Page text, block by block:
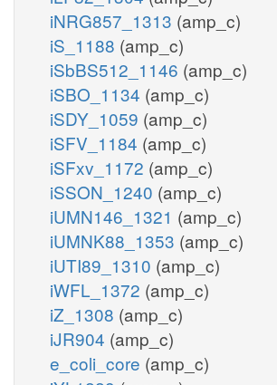
iNRG857_1313 (amp_c)
iS_1188 (amp_c)
iSbBS512_1146 (amp_c)
iSBO_1134 (amp_c)
iSDY_1059 (amp_c)
iSFV_1184 (amp_c)
iSFxv_1172 (amp_c)
iSSON_1240 (amp_c)
iUMN146_1321 (amp_c)
iUMNK88_1353 (amp_c)
iUTI89_1310 (amp_c)
iWFL_1372 (amp_c)
iZ_1308 (amp_c)
iJR904 (amp_c)
e_coli_core (amp_c)